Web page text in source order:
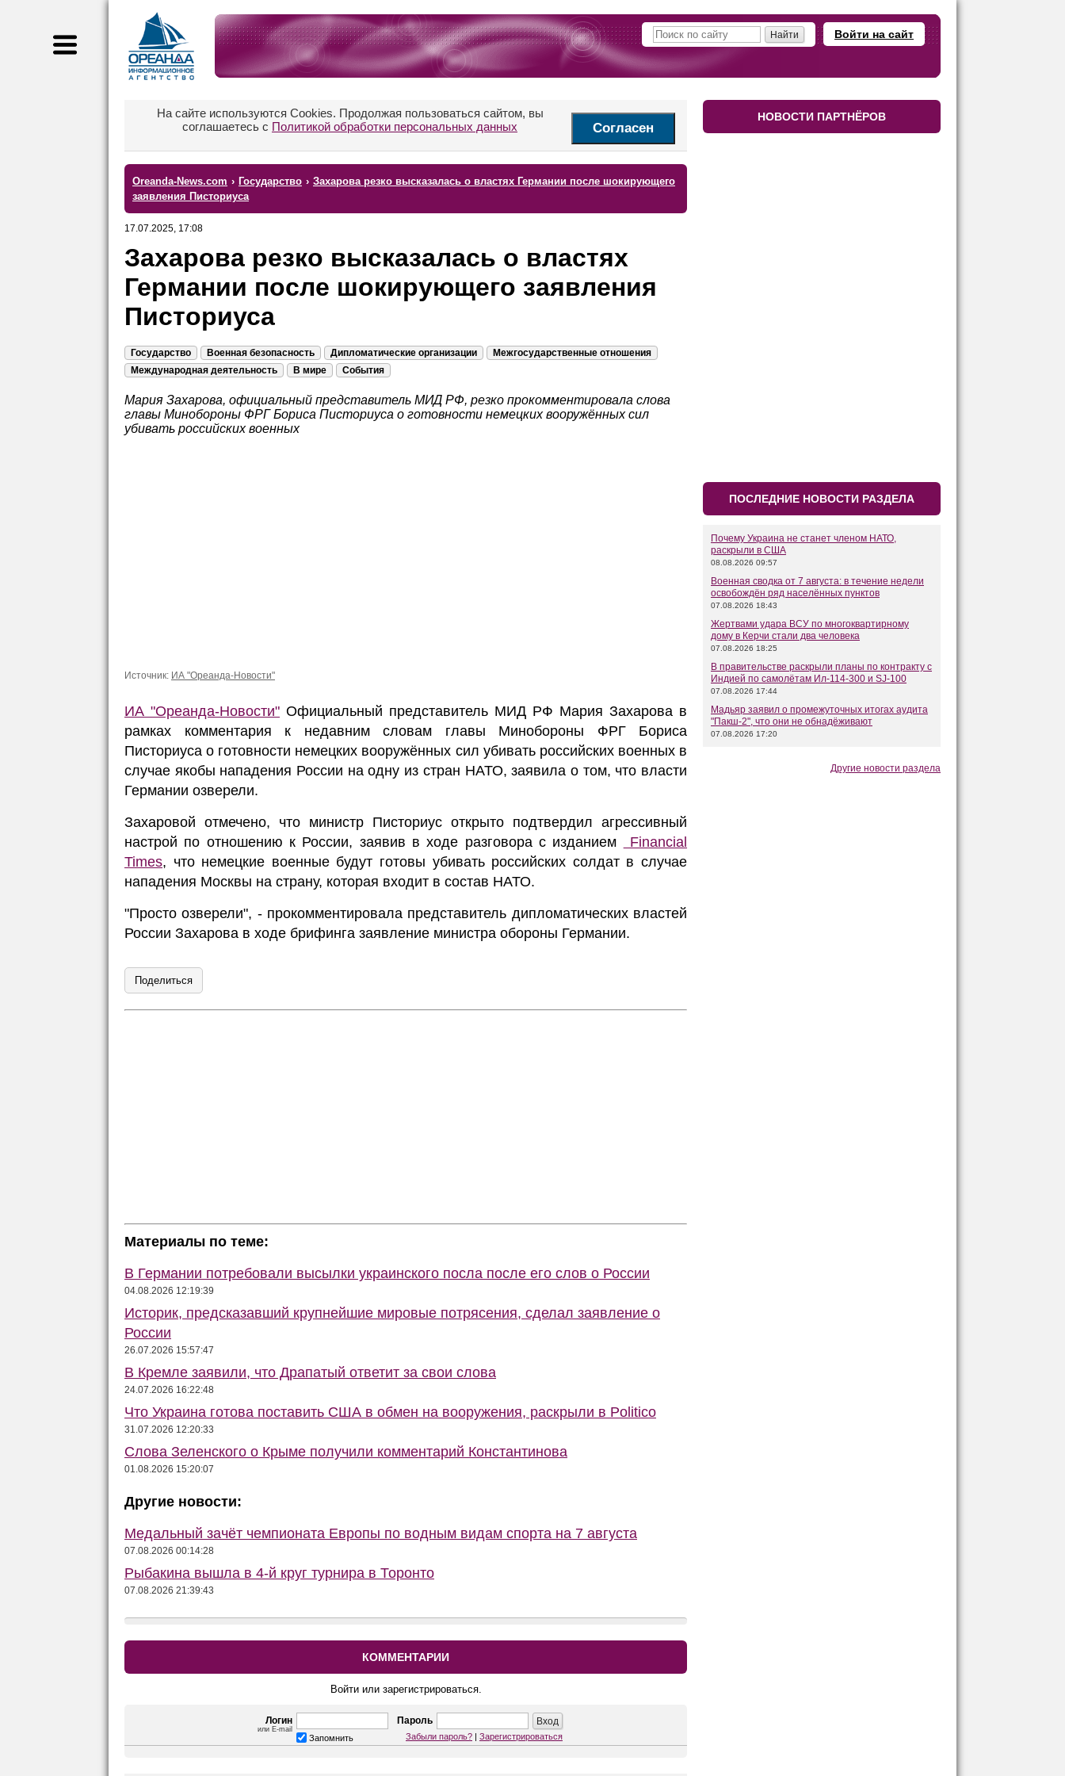
Войти на сайт
На сайте используются Cookies. Продолжая пользоваться сайтом, вы
соглашаетесь с Политикой обработки персональных данных Согласен
Oreanda-News.com › Государство › Захарова резко высказалась о властях Германии после шокирующего
заявления Писториуса
17.07.2025, 17:08
Захарова резко высказалась о властях
Германии после шокирующего заявления
Писториуса
Государство Военная безопасность Дипломатические организации
Межгосударственные отношения
Международная деятельность
В мире События
Мария Захарова, официальный представитель МИД РФ, резко прокомментировала слова
главы Минобороны ФРГ Бориса Писториуса о готовности немецких вооружённых сил
убивать российских военных
Источник: ИА "Ореанда-Новости"
ИА "Ореанда-Новости" Официальный представитель МИД РФ Мария Захарова в
рамках комментария к недавним словам главы Минобороны ФРГ Бориса
Писториуса о готовности немецких вооружённых сил убивать российских военных в
случае якобы нападения России на одну из стран НАТО, заявила о том, что власти
Германии озверели.
Захаровой отмечено, что министр Писториус открыто подтвердил агрессивный
настрой по отношению к России, заявив в ходе разговора с изданием
Financial
Times, что немецкие военные будут готовы убивать российских солдат в случае
нападения Москвы на страну, которая входит в состав НАТО.
"Просто озверели", - прокомментировала представитель дипломатических властей
России Захарова в ходе брифинга заявление министра обороны Германии.
Поделиться
Материалы по теме:
В Германии потребовали высылки украинского посла после его слов о России
04.08.2026 12:19:39
Историк, предсказавший крупнейшие мировые потрясения, сделал заявление о
России
26.07.2026 15:57:47
В Кремле заявили, что Драпатый ответит за свои слова
24.07.2026 16:22:48
Что Украина готова поставить США в обмен на вооружения, раскрыли в Politico
31.07.2026 12:20:33
Слова Зеленского о Крыме получили комментарий Константинова
01.08.2026 15:20:07
Другие новости:
Медальный зачёт чемпионата Европы по водным видам спорта на 7 августа
07.08.2026 00:14:28
Рыбакина вышла в 4-й круг турнира в Торонто
07.08.2026 21:39:43
КОММЕНТАРИИ
Войти или зарегистрироваться.
Логин
или E-mail
Пароль
Запомнить Забыли пароль? | Зарегистрироваться
НОВОСТИ ПАРТНЁРОВ
ПОСЛЕДНИЕ НОВОСТИ РАЗДЕЛА
Почему Украина не станет членом НАТО,
раскрыли в США
08.08.2026 09:57
Военная сводка от 7 августа: в течение недели
освобождён ряд населённых пунктов
07.08.2026 18:43
Жертвами удара ВСУ по многоквартирному
дому в Керчи стали два человека
07.08.2026 18:25
В правительстве раскрыли планы по контракту с
Индией по самолётам Ил-114-300 и SJ-100
07.08.2026 17:44
Мадьяр заявил о промежуточных итогах аудита
"Пакш-2", что они не обнадёживают
07.08.2026 17:20
Другие новости раздела